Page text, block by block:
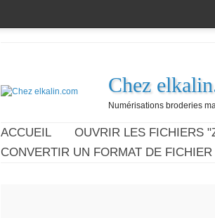
Chez
Numérisations broderies
ACCUEIL OUVRIR LES FICHIERS
CONVERTIR UN FORMAT DE